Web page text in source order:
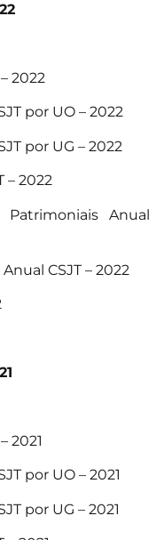
2022
por UO – 2022
por UG – 2022
– 2022
Patrimoniais Anual
CSJT – 2022
2021
por UO – 2021
por UG – 2021